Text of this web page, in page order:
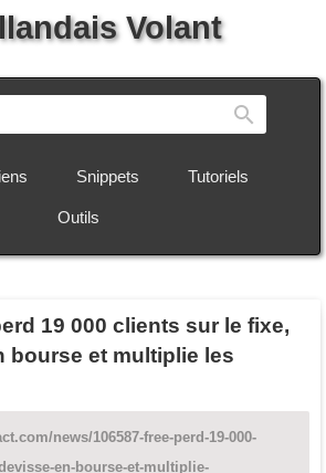
Volant
Snippets Tutoriels
Outils
19 000 clients sur le fixe,
bourse et multiplie les
news/106587-free-perd-19-000-
en-bourse-et-multiplie-